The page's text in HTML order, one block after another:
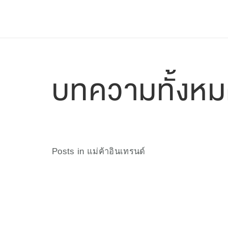
บทความทั้งห
Posts in แม่ค้าอินเทรนด์